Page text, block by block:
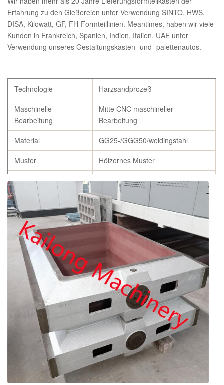
Erfahrung zu den Gießereien unter Verwendung SINTO, HWS,
DISA, Kilowatt, GF, FH-Formteillinien. Meantimes, haben wir viele
Kunden in Frankreich, Spanien, Indien, Italien, UAE unter
Verwendung unseres Gestaltungskasten- und -palettenautos.
Technologie
Harzsandprozeß
Maschinelle
Bearbeitung
Mitte CNC maschineller
Bearbeitung
Material
GG25-/GGG50/weldingstahl
Muster
Hölzernes Muster
Inspektionswerkzeug
Mchine FAROS CMM
Materialkontrolle
Mikroskopischer Test
Flaschen-
Gießmaterial
Gleichwertiger Landstandard
Chemicial-
Zusammensetzung
C, Si, Mangan, P, S, Cu